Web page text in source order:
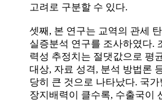
고려로 구분할 수 있다.
셋째, 본 연구는 교역의 관세
실증분석 연구를 조사하였다.
력성 추정치는 절댓값으로 평
대상, 자료 성격, 분석 방법론
당히 큰 것으로 나타났다. 국
장지배력이 클수록, 수출국이